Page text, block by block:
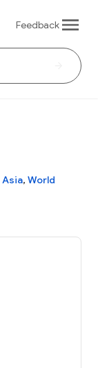
Feedback
Asia, World